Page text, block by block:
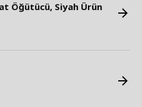
Öğütücü, Siyah Ürün